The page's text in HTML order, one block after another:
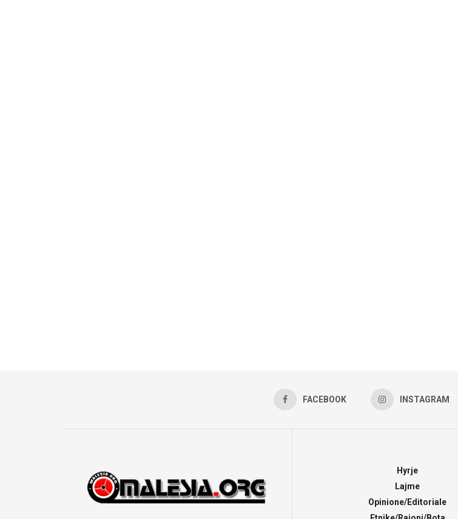
FACEBOOK INSTAGRAM
Hyrje
Lajme
Opinione/Editoriale